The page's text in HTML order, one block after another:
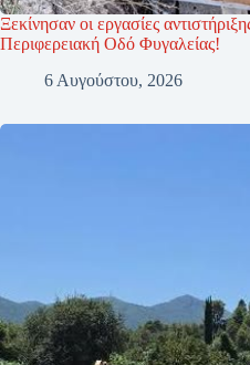
Ξεκίνησαν οι εργασίες
Περιφερειακή Οδό Φυγαλείας!
6 Αυγούστου, 2026